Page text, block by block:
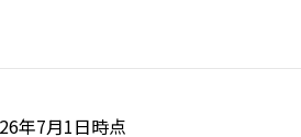
年7月1日時点